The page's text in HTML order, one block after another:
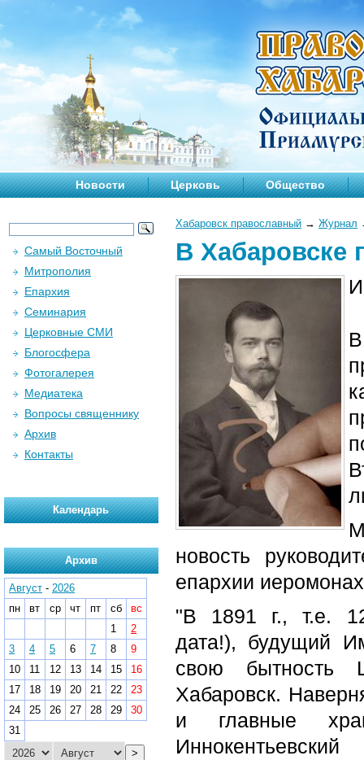
Новости Церковь Общество
Хабаровск православный → Журнал
В Хабаровске
новость
епархии
"В 1891 г., т.е.
дата!), будущий
свою бытность
Хабаровск.
и главные
Самый Восточный
Митрополия
Епархия
Семинария
Церковные СМИ
Блогосфера
Фотогалерея
Медиатека
Вопросы священнику
Архив
Контакты
Календарь
Архив
Август - 2026
пн
вт ср чт пт сб
вс
1
2
3
4 5 6 7 8
9
10
11 12 13 14 15
16
17
18 19 20 21 22
23
24
25 26 27 28 29
30
31
>